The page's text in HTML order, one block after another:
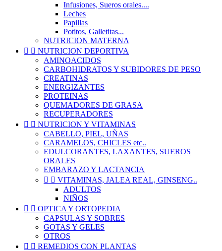
Infusiones, Sueros orales....
Leches
Papillas
Potitos, Galletitas...
NUTRICION MATERNA
  NUTRICION DEPORTIVA
AMINOACIDOS
CARBOHIDRATOS Y SUBIDORES DE PESO
CREATINAS
ENERGIZANTES
PROTEINAS
QUEMADORES DE GRASA
RECUPERADORES
  NUTRICION Y VITAMINAS
CABELLO, PIEL, UÑAS
CARAMELOS, CHICLES etc..
EDULCORANTES, LAXANTES, SUEROS
ORALES
EMBARAZO Y LACTANCIA
  VITAMINAS, JALEA REAL, GINSENG..
ADULTOS
NIÑOS
  OPTICA Y ORTOPEDIA
CAPSULAS Y SOBRES
GOTAS Y GELES
OTROS
  REMEDIOS CON PLANTAS